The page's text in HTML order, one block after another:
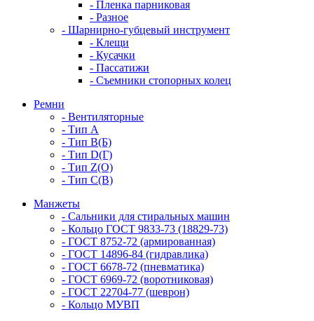
- Пленка парниковая
- Разное
- Шарнирно-губцевый инструмент
- Клещи
- Кусачки
- Пассатижи
- Съемники стопорных колец
Ремни
- Вентиляторные
- Тип A
- Тип B(Б)
- Тип D(Г)
- Тип Z(O)
- Тип С(В)
Манжеты
- Сальники для стиральных машин
- Кольцо ГОСТ 9833-73 (18829-73)
- ГОСТ 8752-72 (армированная)
- ГОСТ 14896-84 (гидравлика)
- ГОСТ 6678-72 (пневматика)
- ГОСТ 6969-72 (воротниковая)
- ГОСТ 22704-77 (шеврон)
- Кольцо МУВП